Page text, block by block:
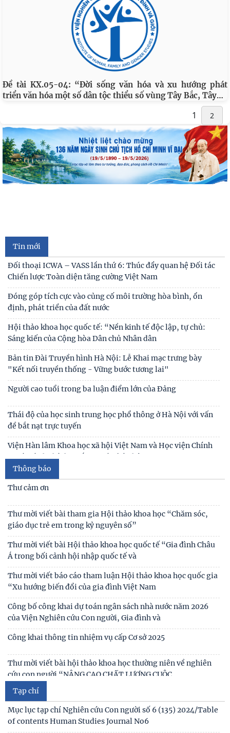
Đề tài KX.05-04: “Đời sống văn hóa và xu hướng phát
triển văn hóa một số dân tộc thiểu số vùng Tây Bắc, Tây…
1 2
Tin mới
Đối thoại ICWA – VASS lần thứ 6: Thúc đẩy quan hệ Đối tác
Chiến lược Toàn diện tăng cường Việt Nam
Đóng góp tích cực vào củng cố môi trường hòa bình, ổn
Bản tin Đài Truyền hình Hà Nội: Lễ Khai mạc trưng bày
"Kết nối truyền thống - Vững bước tương lai"
Người cao tuổi trong ba luận điểm lớn của Đảng
Thái độ của học sinh trung học phổ thông ở Hà Nội với vấn
đề bắt nạt trực tuyến
Viện Hàn lâm Khoa học xã hội Việt Nam và Học viện Chính
trị và Hành chính quốc gia Lào ký Thỏa
Chủ tịch Viện Hàn lâm Khoa học xã hội Việt Nam thăm và
làm việc tại Viện Khoa học Kinh tế và Xã hội
hội Việt Nam và Tỉnh ủy Cao Bằng
Khai mạc trưng bày “Kết nối truyền thống, vững bước tương
lai”
Thông báo
Thư cảm ơn
Thư mời viết bài tham gia Hội thảo khoa học “Chăm sóc,
giáo dục trẻ em trong kỷ nguyên số”
Thư mời viết bài Hội thảo khoa học quốc tế “Gia đình Châu
Á trong bối cảnh hội nhập quốc tế và
Thư mời viết báo cáo tham luận Hội thảo khoa học quốc gia
“Xu hướng biến đổi của gia đình Việt Nam
của Viện Nghiên cứu Con người, Gia đình và
Công khai thông tin nhiệm vụ cấp Cơ sở 2025
Thư mời viết bài hội thảo khoa học thường niên về nghiên
cứu con người “NÂNG CAO CHẤT LƯỢNG CUỘC
Thông báo triệu tập thí sinh đủ điều kiện, tiêu chuẩn, tham
gia sát hạch trình độ hiểu biết chung
Thông báo kết quả kiểm tra điều kiện, tiêu chuẩn, văn
bằng, chứng chỉ đối với thí sinh đăng ký dự
tiêu chuẩn, văn bằng, chứng chỉ đối với thí
Tạp chí
Mục lục tạp chí Nghiên cứu Con người số 6 (135) 2024/Table
of contents Human Studies Journal No6
Mục lục tạp chí Nghiên cứu Con người số 5 (134) 2024 /Table
of contents Human Studies Journal No5
Mục lục tạp chí Nghiên cứu Con người số 4 (133) 2024 /Table
of contents Human Studies Journal No4
Table of contents Human Studies Journal No3 (132) 2024